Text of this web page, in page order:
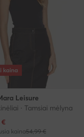
kaina
Leisure
· Tamsiai mėlyna
kaina
€
kaina54,99 €